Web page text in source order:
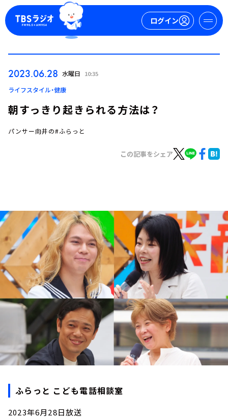
ログイン
ログイン
トピックス
TBS Podcast
お知らせ
イベント・グッズ
YouTube
会社情報
2023.06.28 水曜日 10:35
ライフスタイル・健康
朝すっきり起きられる方法は？
パンサー向井の#ふらっと
この記事をシェア
ふらっと こども電話相談室
2023年6月28日放送